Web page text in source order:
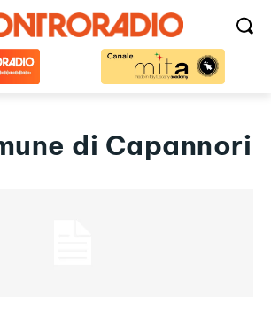
di Capannori